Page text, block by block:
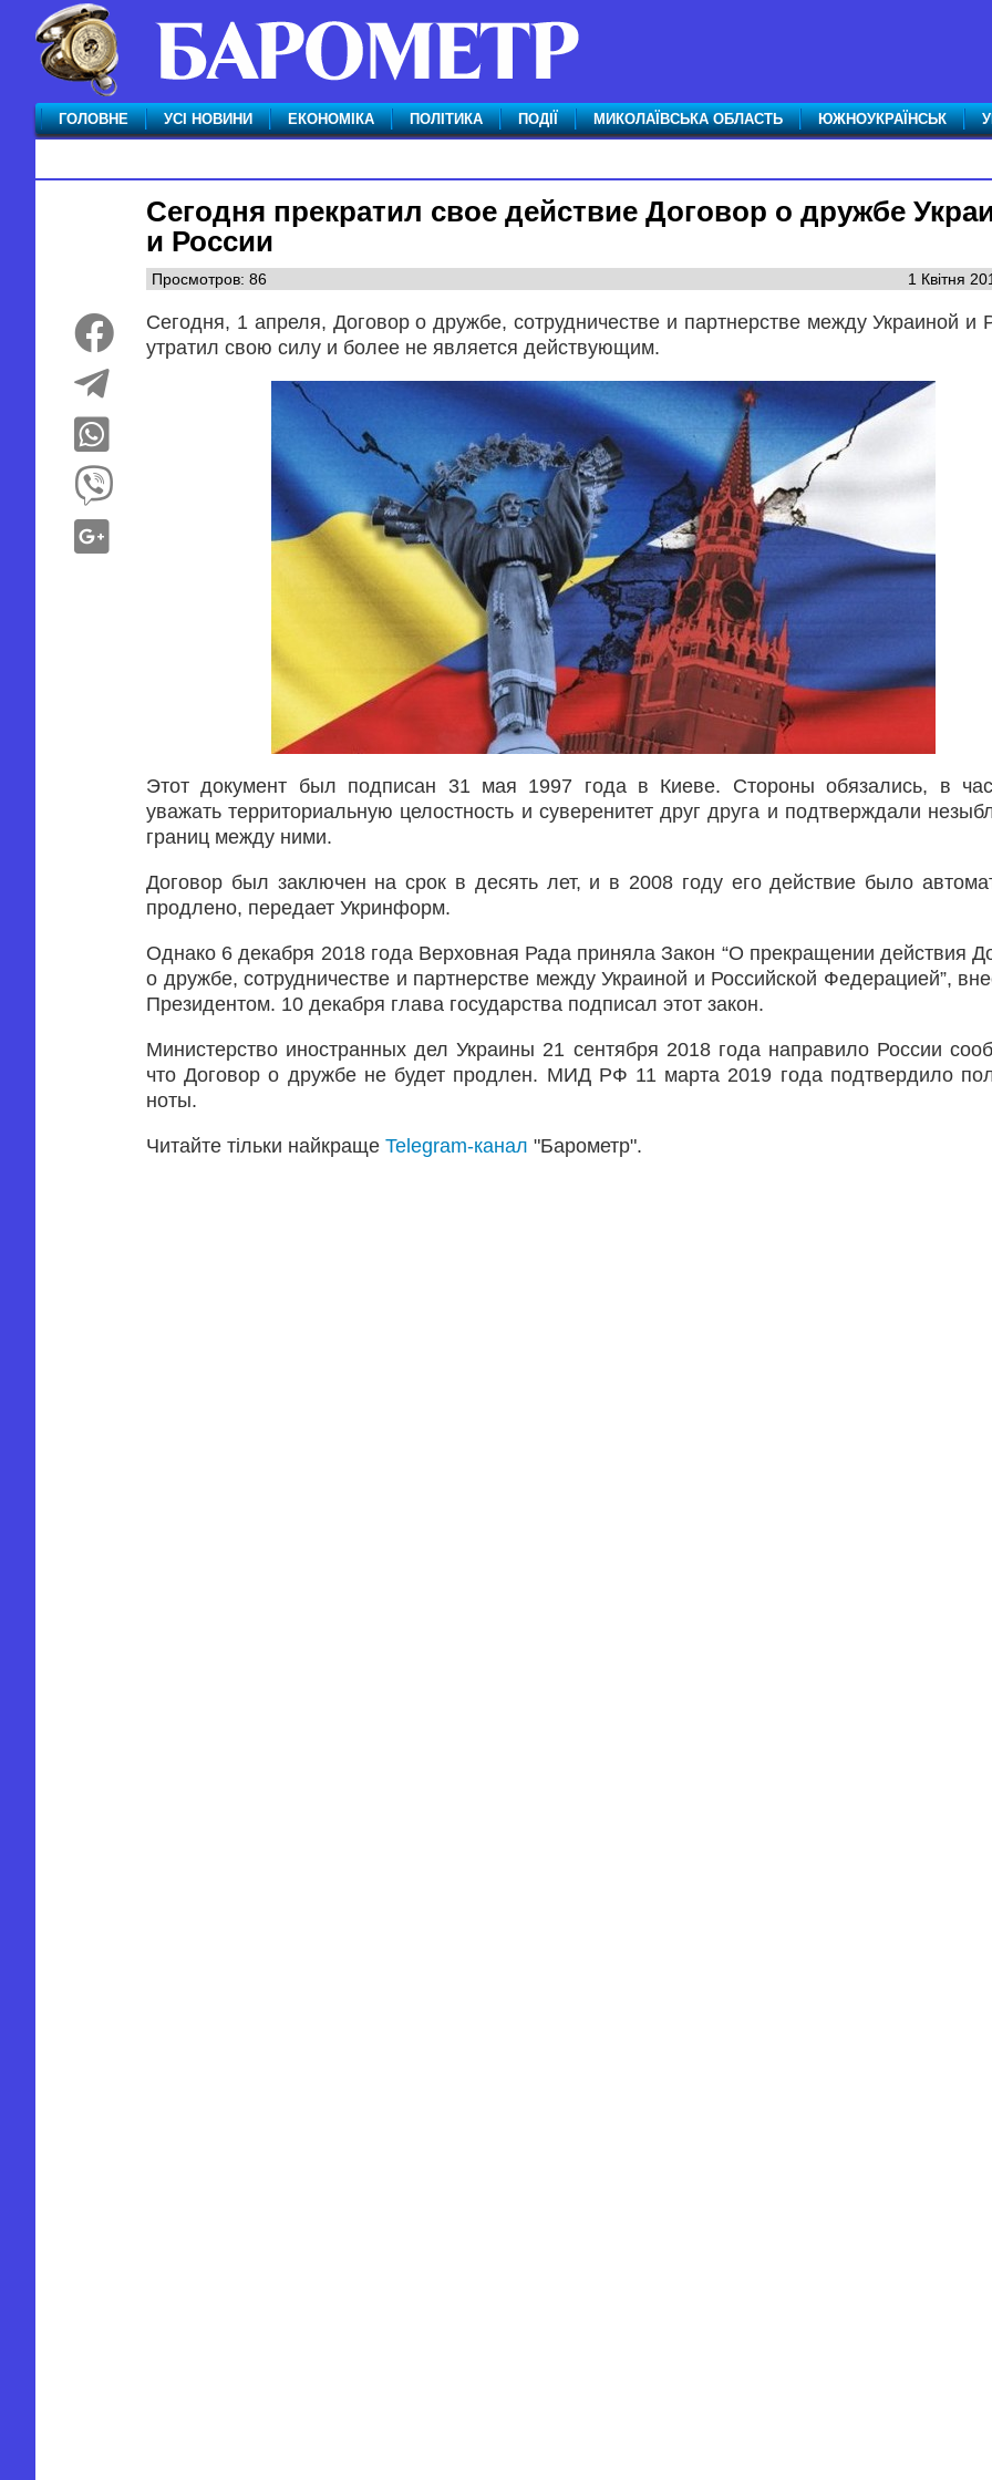
ГОЛОВНЕ УСІ НОВИНИ ЕКОНОМІКА ПОЛІТИКА ПОДІЇ МИКОЛАЇВСЬКА ОБЛАСТЬ ЮЖНОУКРАЇНСЬК
Сегодня прекратил свое действие Договор о дружбе
и России
Просмотров: 86 1 Квітня
Сегодня, 1 апреля, Договор о дружбе, сотрудничестве и партнерстве между Украиной и
утратил свою силу и более не является действующим.
Этот документ был подписан 31 мая 1997 года в Киеве. Стороны обязались, в
уважать территориальную целостность и суверенитет друг друга и подтверждали
границ между ними.
Договор был заключен на срок в десять лет, и в 2008 году его действие было
продлено, передает Укринформ.
Однако 6 декабря 2018 года Верховная Рада приняла Закон “О прекращении действия
о дружбе, сотрудничестве и партнерстве между Украиной и Российской Федерацией”,
Президентом. 10 декабря глава государства подписал этот закон.
Министерство иностранных дел Украины 21 сентября 2018 года направило России
что Договор о дружбе не будет продлен. МИД РФ 11 марта 2019 года подтвердило
ноты.
Читайте тільки найкраще Telegram-канал "Барометр".